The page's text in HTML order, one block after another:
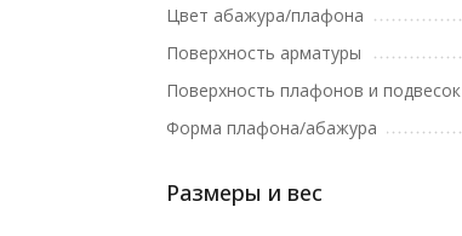
Цвет абажура/плафона
Поверхность арматуры
Поверхность плафонов и подвесок
Форма плафона/абажура
Размеры и вес